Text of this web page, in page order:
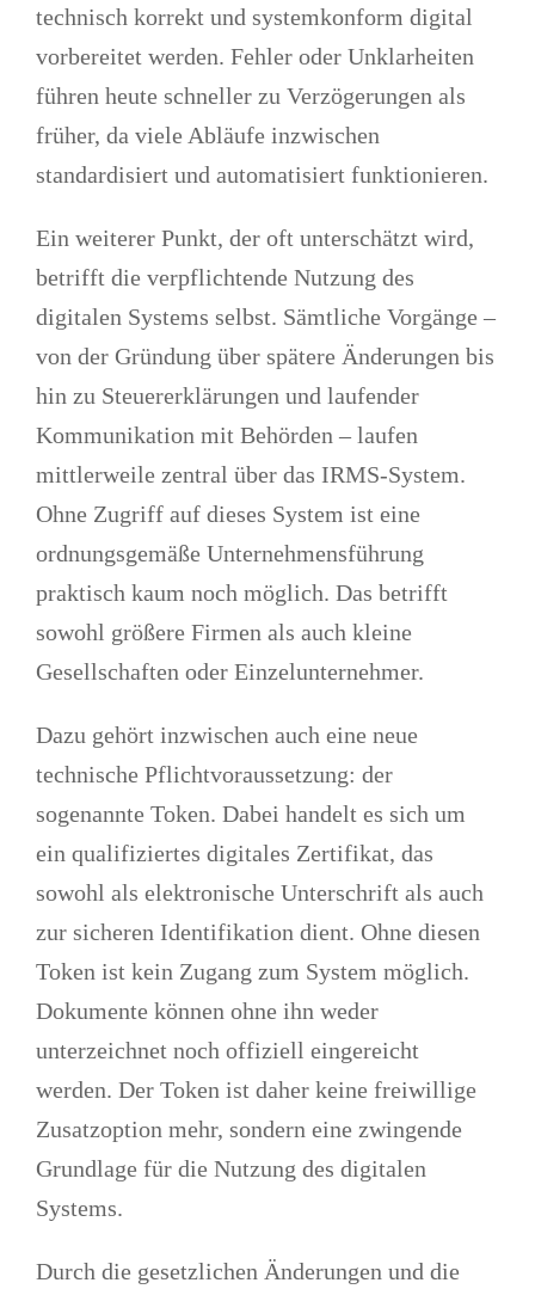
technisch korrekt und systemkonform digital
vorbereitet werden. Fehler oder Unklarheiten
führen heute schneller zu Verzögerungen als
früher, da viele Abläufe inzwischen
standardisiert und automatisiert funktionieren.
Ein weiterer Punkt, der oft unterschätzt wird,
betrifft die verpflichtende Nutzung des
digitalen Systems selbst. Sämtliche Vorgänge –
von der Gründung über spätere Änderungen bis
hin zu Steuererklärungen und laufender
Kommunikation mit Behörden – laufen
mittlerweile zentral über das IRMS-System.
Ohne Zugriff auf dieses System ist eine
ordnungsgemäße Unternehmensführung
praktisch kaum noch möglich. Das betrifft
sowohl größere Firmen als auch kleine
Gesellschaften oder Einzelunternehmer.
Dazu gehört inzwischen auch eine neue
technische Pflichtvoraussetzung: der
sogenannte Token. Dabei handelt es sich um
ein qualifiziertes digitales Zertifikat, das
sowohl als elektronische Unterschrift als auch
zur sicheren Identifikation dient. Ohne diesen
Token ist kein Zugang zum System möglich.
Dokumente können ohne ihn weder
unterzeichnet noch offiziell eingereicht
werden. Der Token ist daher keine freiwillige
Zusatzoption mehr, sondern eine zwingende
Grundlage für die Nutzung des digitalen
Systems.
Durch die gesetzlichen Änderungen und die